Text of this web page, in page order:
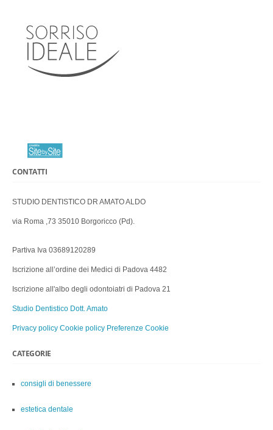
CONTATTI
STUDIO DENTISTICO DR AMATO ALDO
via Roma ,73 35010 Borgoricco (Pd).
Partiva Iva 03689120289
Iscrizione all’ordine dei Medici di Padova 4482
Iscrizione all'albo degli odontoiatri di Padova 21
Studio Dentistico Dott. Amato
Privacy policy Cookie policy Preferenze Cookie
CATEGORIE
consigli di benessere
estetica dentale